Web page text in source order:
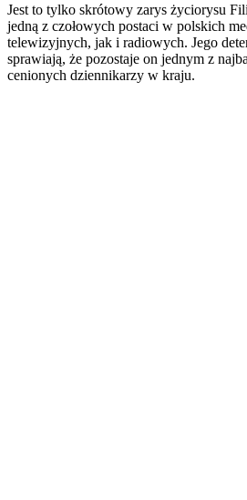
Jest to tylko skrótowy zarys życiorysu
jedną z czołowych postaci w polskich
telewizyjnych, jak i radiowych. Jego
sprawiają, że pozostaje on jednym z
cenionych dziennikarzy w kraju.